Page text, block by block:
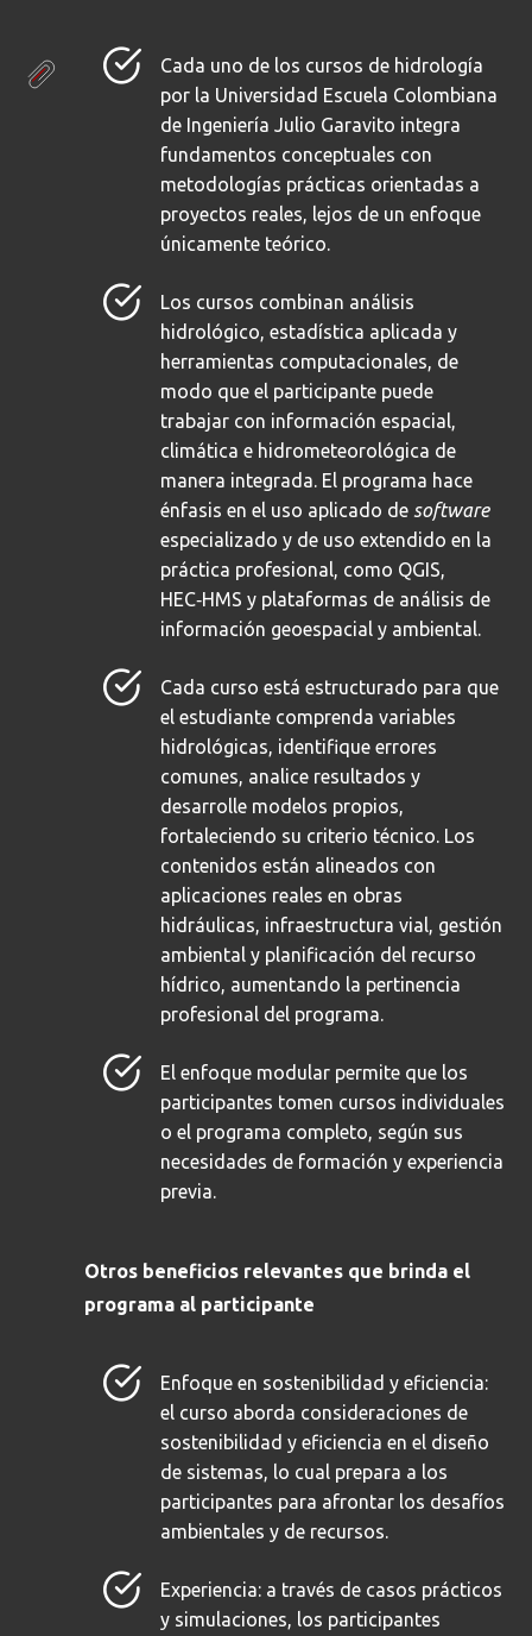
Cada uno de los cursos de hidrología
por la Universidad Escuela Colombiana
de Ingeniería Julio Garavito integra
fundamentos conceptuales con
metodologías prácticas orientadas a
proyectos reales, lejos de un enfoque
únicamente teórico.
Los cursos combinan análisis
hidrológico, estadística aplicada y
herramientas computacionales, de
modo que el participante puede
trabajar con información espacial,
climática e hidrometeorológica de
manera integrada. El programa hace
énfasis en el uso aplicado de software
especializado y de uso extendido en la
práctica profesional, como QGIS,
HEC‑HMS y plataformas de análisis de
información geoespacial y ambiental.
Cada curso está estructurado para que
el estudiante comprenda variables
hidrológicas, identifique errores
comunes, analice resultados y
desarrolle modelos propios,
fortaleciendo su criterio técnico. Los
contenidos están alineados con
aplicaciones reales en obras
hidráulicas, infraestructura vial, gestión
ambiental y planificación del recurso
hídrico, aumentando la pertinencia
profesional del programa.
El enfoque modular permite que los
participantes tomen cursos individuales
o el programa completo, según sus
necesidades de formación y experiencia
previa.
Otros beneficios relevantes que brinda el
programa al participante
Enfoque en sostenibilidad y eficiencia:
el curso aborda consideraciones de
sostenibilidad y eficiencia en el diseño
de sistemas, lo cual prepara a los
participantes para afrontar los desafíos
ambientales y de recursos.
Experiencia: a través de casos prácticos
y simulaciones, los participantes